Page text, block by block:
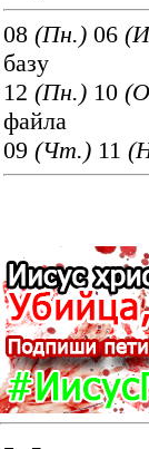
08 (Пн.) 06
базу
12 (Пн.) 10
файла
09 (Чт.) 11